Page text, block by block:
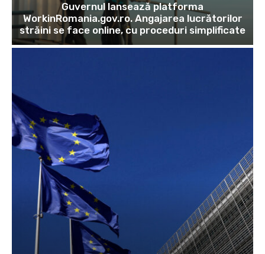
Guvernul lansează platforma
WorkinRomania.gov.ro. Angajarea lucrătorilor
străini se face online, cu proceduri simplificate